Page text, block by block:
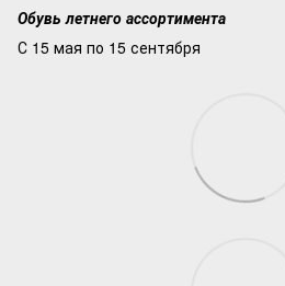
Обувь летнего ассортимента
С 15 мая по 15 сентября